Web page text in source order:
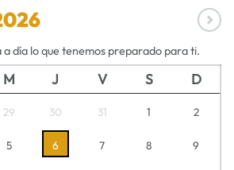
a día lo que tenemos preparado para ti.
M J V S D
29 30 31 1 2
5 6 7 8 9